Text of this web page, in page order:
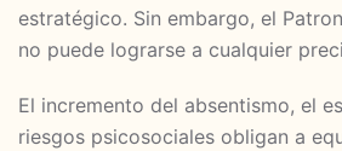
estratégico. Sin embargo, el
no puede lograrse a cualquier
El incremento del absentismo, el
riesgos psicosociales obligan a